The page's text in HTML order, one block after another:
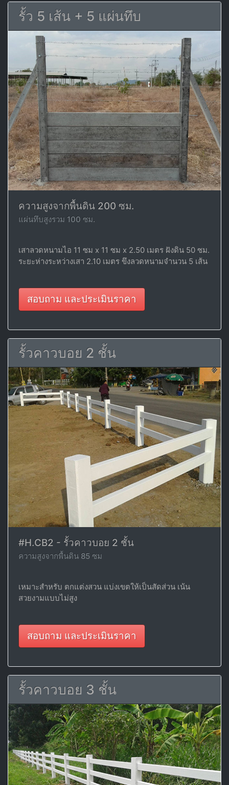
รั้ว 5 เส้น + 5 แผ่นทึบ
ความสูงจากพื้นดิน 200 ซม.
แผ่นทึบสูงรวม 100 ซม.
เสาลวดหนามไอ 11 ซม x 11 ซม x 2.50 เมตร ฝังดิน 50 ซม.
ระยะห่างระหว่างเสา 2.10 เมตร ขึงลวดหนามจำนวน 5 เส้น
สอบถาม และประเมินราคา
รั้วคาวบอย 2 ชั้น
#H.CB2 - รั้วคาวบอย 2 ชั้น
ความสูงจากพื้นดิน 85 ซม
เหมาะสำหรับ ตกแต่งสวน แบ่งเขตให้เป็นสัดส่วน เน้น
สวยงามแบบไม่สูง
สอบถาม และประเมินราคา
รั้วคาวบอย 3 ชั้น